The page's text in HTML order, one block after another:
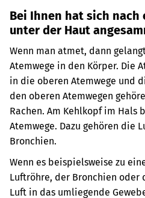
Bei Ihnen hat sich nach
unter der Haut
Wenn man atmet, dann
Atemwege in den Körper. Die
in die oberen Atemwege und
den oberen Atemwegen
Rachen. Am Kehlkopf im Hals
Atemwege. Dazu gehören die
Bronchien.
Wenn es beispielsweise zu
Luftröhre, der Bronchien oder
Luft in das umliegende